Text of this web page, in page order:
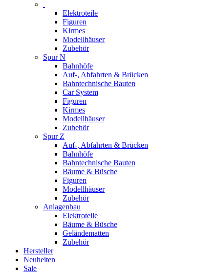
Elektroteile
Figuren
Kirmes
Modellhäuser
Zubehör
Spur N
Bahnhöfe
Auf-, Abfahrten & Brücken
Bahntechnische Bauten
Car System
Figuren
Kirmes
Modellhäuser
Zubehör
Spur Z
Auf-, Abfahrten & Brücken
Bahnhöfe
Bahntechnische Bauten
Bäume & Büsche
Figuren
Modellhäuser
Zubehör
Anlagenbau
Elektroteile
Bäume & Büsche
Geländematten
Zubehör
Hersteller
Neuheiten
Sale